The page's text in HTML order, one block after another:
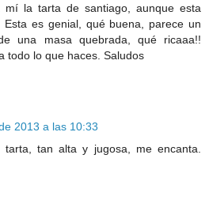
la tarta de santiago, aunque esta
Esta es genial, qué buena, parece un
una masa quebrada, qué ricaaa!!
todo lo que haces. Saludos
2013 a las 10:33
tarta, tan alta y jugosa, me encanta.